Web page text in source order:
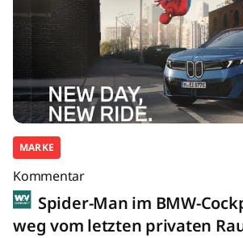
MARKE
Kommentar
Spider-Man im BMW-
weg vom letzten privaten